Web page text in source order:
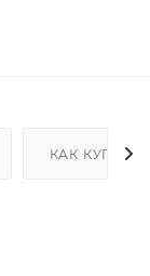
КАК КУПИТЬ